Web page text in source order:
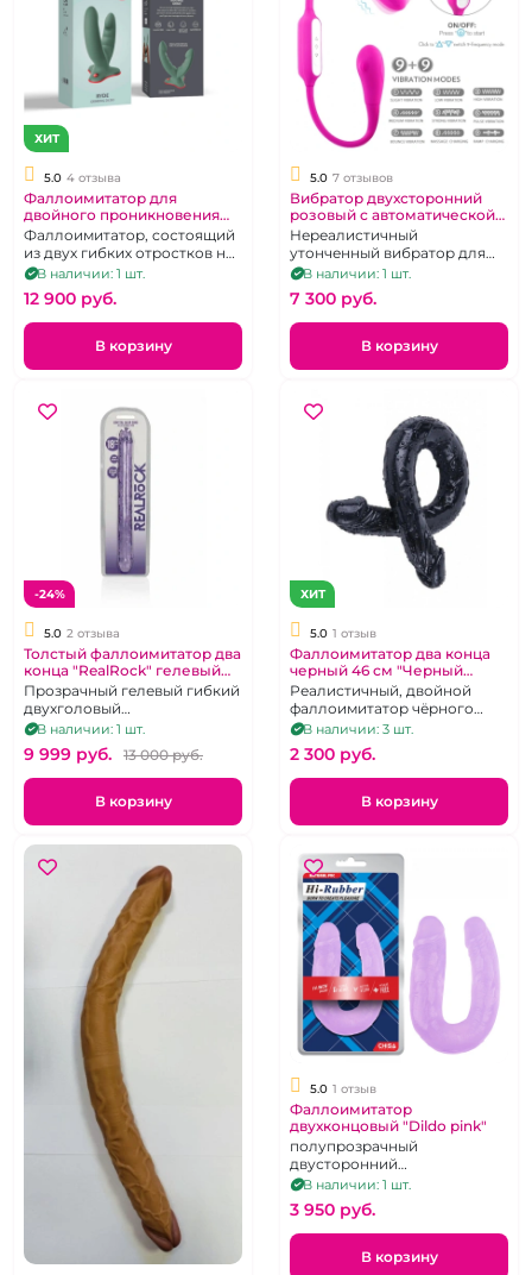
ХИТ
5.0 4 отзыва
Фаллоимитатор для
двойного проникновения
"Fun Factory" Ryde зеленый
Фаллоимитатор, состоящий
из двух гибких отростков на
нескользящей платформе
В наличии: 1 шт.
12 900 pуб.
В корзину
5.0 7 отзывов
Вибратор двухсторонний
розовый с автоматической
мануальной стимуляции на
клитора, точки G и простаты
"S-Hande" Bulbasaur
Нереалистичный
утонченный вибратор для
пары, соло и даже двух пар!
В наличии: 1 шт.
7 300 pуб.
В корзину
-24%
5.0 2 отзыва
Толстый фаллоимитатор два
конца "RealRock" гелевый
фиолетовый 45 см
Прозрачный гелевый гибкий
двухголовый
фаллоимитатор.
В наличии: 1 шт.
9 999 pуб. 13 000 pуб.
В корзину
ХИТ
5.0 1 отзыв
Фаллоимитатор два конца
черный 46 см "Черный
Змей"
Реалистичный, двойной
фаллоимитатор чёрного
цвета.
В наличии: 3 шт.
2 300 pуб.
В корзину
5.0 1 отзыв
Фаллоимитатор
двухконцовый "Dildo pink"
полупрозрачный
двусторонний
фаллоимитатор из геля,
загнутый в форме подковы,
розовый
В наличии: 1 шт.
3 950 pуб.
В корзину